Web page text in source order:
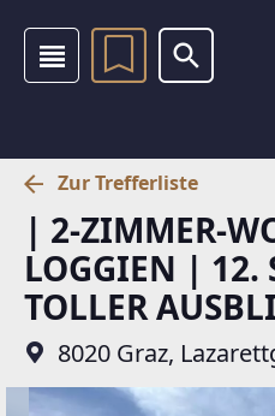
Zur Trefferliste
| 2-ZIMMER-
LOGGIEN | 12.
TOLLER
8020 Graz,